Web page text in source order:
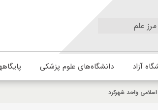
علم
آزاد دانشگاه‌های علوم پزشکی
اسلامی واحد شهرکرد